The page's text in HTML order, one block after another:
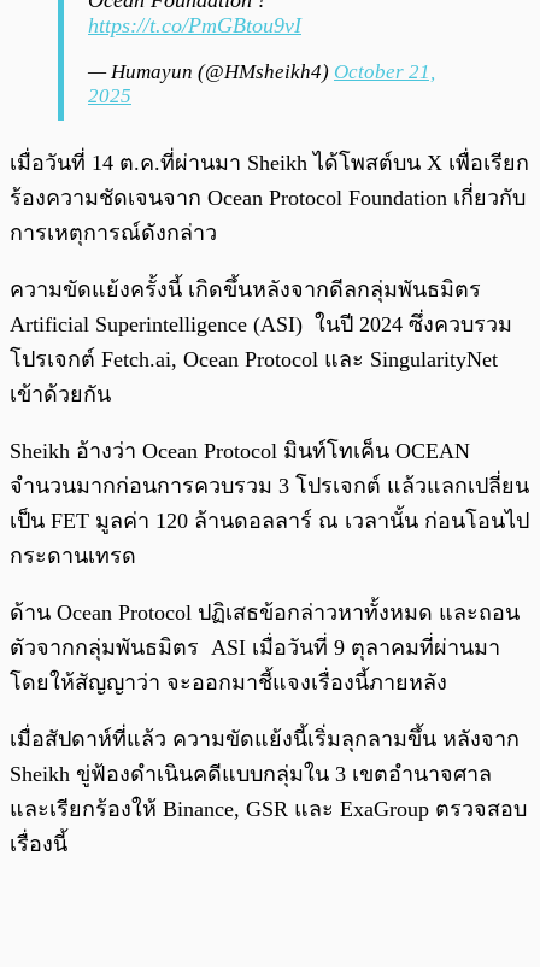
https://t.co/PmGBtou9vI
— Humayun (@HMsheikh4) October 21,
2025
เมื่อวันที่ 14 ต.ค.ที่ผ่านมา Sheikh ได้โพสต์บน X เพื่อเรียก
ร้องความชัดเจนจาก Ocean Protocol Foundation เกี่ยวกับ
การเหตุการณ์ดังกล่าว
ความขัดแย้งครั้งนี้ เกิดขึ้นหลังจากดีลกลุ่มพันธมิตร
Artificial Superintelligence (ASI) ในปี 2024 ซึ่งควบรวม
โปรเจกต์ Fetch.ai, Ocean Protocol และ SingularityNet
เข้าด้วยกัน
Sheikh อ้างว่า Ocean Protocol มินท์โทเค็น OCEAN
จำนวนมากก่อนการควบรวม 3 โปรเจกต์ แล้วแลกเปลี่ยน
เป็น FET มูลค่า 120 ล้านดอลลาร์ ณ เวลานั้น ก่อนโอนไป
กระดานเทรด
ด้าน Ocean Protocol ปฏิเสธข้อกล่าวหาทั้งหมด และถอน
ตัวจากกลุ่มพันธมิตร ASI เมื่อวันที่ 9 ตุลาคมที่ผ่านมา
โดยให้สัญญาว่า จะออกมาชี้แจงเรื่องนี้ภายหลัง
เมื่อสัปดาห์ที่แล้ว ความขัดแย้งนี้เริ่มลุกลามขึ้น หลังจาก
Sheikh ขู่ฟ้องดำเนินคดีแบบกลุ่มใน 3 เขตอำนาจศาล
และเรียกร้องให้ Binance, GSR และ ExaGroup ตรวจสอบ
เรื่องนี้